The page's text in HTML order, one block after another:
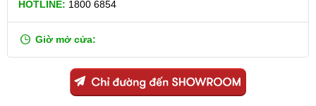
HOTLINE: 1800 6854
Giờ mở cửa: